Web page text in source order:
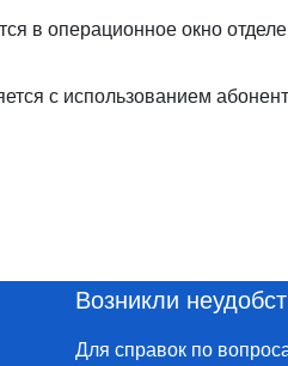
в операционное окно
с использованием
Возникли
Для справок по